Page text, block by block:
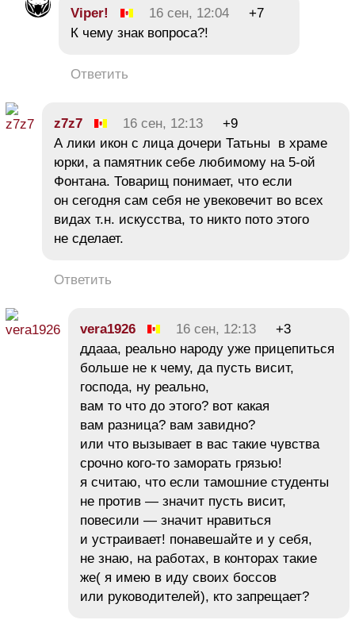
Viper! 16 сен, 12:04
+7
К чему знак вопроса?!
Ответить
z7z7 16 сен, 12:13
+9
А лики икон с лица дочери Татьны в храме
юрки, а памятник себе любимому на 5-ой
Фонтана. Товарищ понимает, что если
он сегодня сам себя не увековечит во всех
видах т.н. искусства, то никто пото этого
не сделает.
Ответить
vera1926 16 сен, 12:13
+3
ддааа, реально народу уже прицепиться
больше не к чему, да пусть висит,
господа, ну реально,
вам то что до этого? вот какая
вам разница? вам завидно?
или что вызывает в вас такие чувства
срочно кого-то заморать грязью!
я считаю, что если тамошние студенты
не против — значит пусть висит,
повесили — значит нравиться
и устраивает! понавешайте и у себя,
не знаю, на работах, в конторах такие
же( я имею в иду своих боссов
или руководителей), кто запрещает?